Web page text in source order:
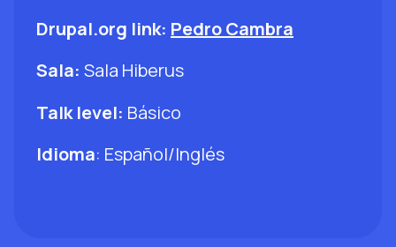
Drupal.org link: Pedro Cambra
Sala: Sala Hiberus
Talk level: Básico
Idioma: Español/Inglés